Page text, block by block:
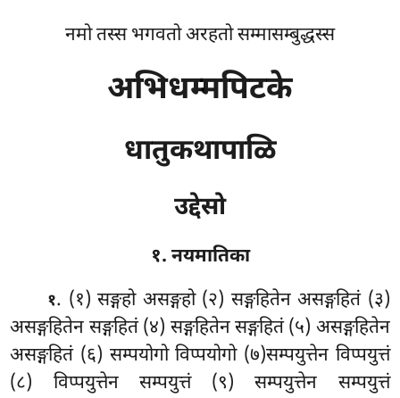
नमो तस्स भगवतो अरहतो सम्मासम्बुद्धस्स
अभिधम्मपिटके
धातुकथापाळि
उद्देसो
१. नयमातिका
१. (१) सङ्गहो असङ्गहो (२) सङ्गहितेन असङ्गहितं (३)
असङ्गहितेन सङ्गहितं (४) सङ्गहितेन सङ्गहितं (५) असङ्गहितेन
असङ्गहितं (६) सम्पयोगो विप्पयोगो (७)सम्पयुत्तेन विप्पयुत्तं
(८) विप्पयुत्तेन सम्पयुत्तं (९) सम्पयुत्तेन सम्पयुत्तं